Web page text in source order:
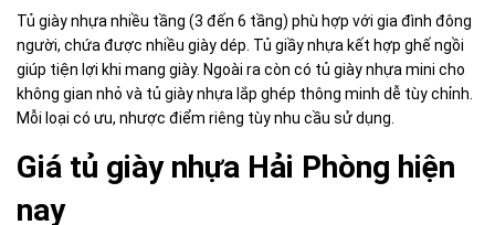
Tủ giày nhựa nhiều tầng (3 đến 6 tầng) phù hợp với gia đình đông
người, chứa được nhiều giày dép. Tủ giầy nhựa kết hợp ghế ngồi
giúp tiện lợi khi mang giày. Ngoài ra còn có tủ giày nhựa mini cho
không gian nhỏ và tủ giày nhựa lắp ghép thông minh dễ tùy chỉnh.
Mỗi loại có ưu, nhược điểm riêng tùy nhu cầu sử dụng.
Giá tủ giày nhựa Hải Phòng hiện
nay